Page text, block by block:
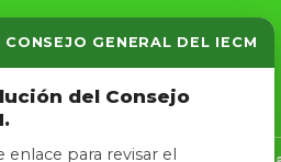
GENERAL DEL IECM
del Consejo
enlace para revisar el